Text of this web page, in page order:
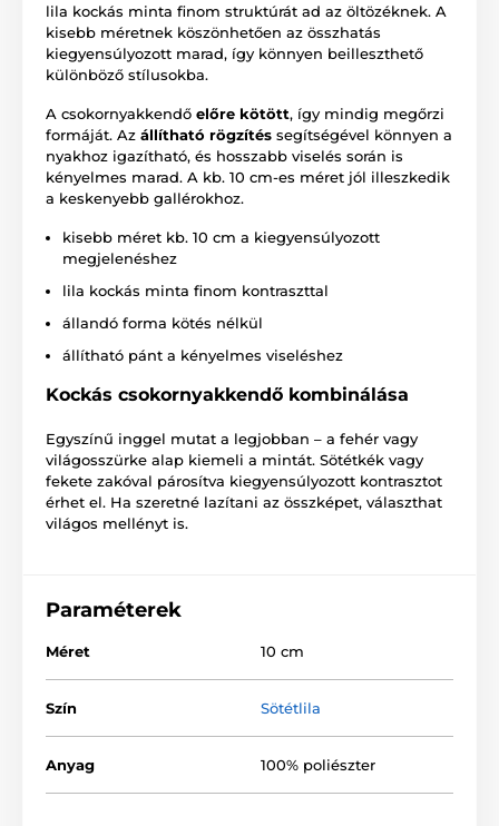
lila kockás minta finom struktúrát ad az öltözéknek. A
kisebb méretnek köszönhetően az összhatás
kiegyensúlyozott marad, így könnyen beilleszthető
különböző stílusokba.
A csokornyakkendő előre kötött, így mindig megőrzi
formáját. Az állítható rögzítés segítségével könnyen a
nyakhoz igazítható, és hosszabb viselés során is
kényelmes marad. A kb. 10 cm-es méret jól illeszkedik
a keskenyebb gallérokhoz.
kisebb méret kb. 10 cm a kiegyensúlyozott
megjelenéshez
lila kockás minta finom kontraszttal
állandó forma kötés nélkül
állítható pánt a kényelmes viseléshez
Kockás csokornyakkendő kombinálása
Egyszínű inggel mutat a legjobban – a fehér vagy
világosszürke alap kiemeli a mintát. Sötétkék vagy
fekete zakóval párosítva kiegyensúlyozott kontrasztot
érhet el. Ha szeretné lazítani az összképet, választhat
világos mellényt is.
Paraméterek
Méret 10 cm
Szín Sötétlila
Anyag 100% poliészter